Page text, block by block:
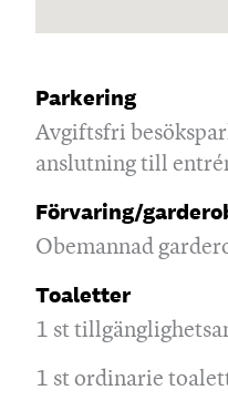
Parkering
Avgiftsfri
anslutning till
Förvaring/
Obemannad
Toaletter
1 st
1 st ordinarie